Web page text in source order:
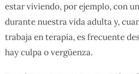
estar viviendo, por ejemplo, con
durante nuestra vida adulta y,
trabaja en terapia, es frecuente
hay culpa o vergüenza.